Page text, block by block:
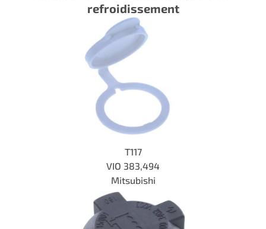
refroidissement
T117
VIO 383,494
Mitsubishi